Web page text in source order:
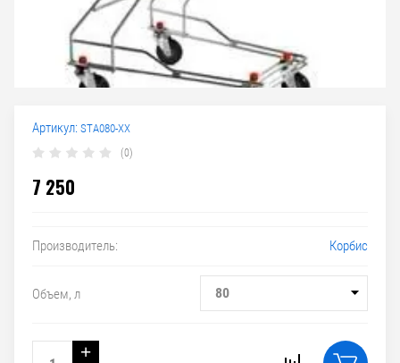
Артикул: STA080-XX
(0)
7 250
Производитель: Корбис
Объем, л 80
+